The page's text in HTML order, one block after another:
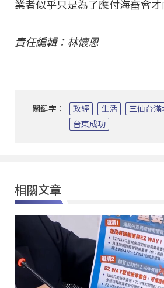
業者似乎只是為了應付海審會才
責任編輯：林懷恩
關鍵字： 政經 生活
三仙台滿
台東成功
相關文章